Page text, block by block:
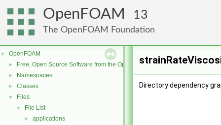
OpenFOAM 13
The OpenFOAM Foundation
▼ OpenFOAM
► Free, Open Source Software from the OpenFOAM Foundation
► Namespaces
► Classes
▼ Files
▼ File List
► applications
Directory dependency